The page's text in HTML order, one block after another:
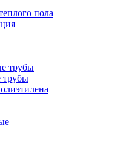
пола
трубы
трубы